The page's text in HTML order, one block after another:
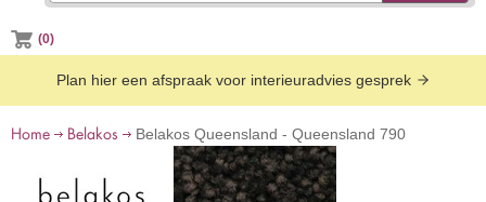
(0)
Plan hier een afspraak voor interieuradvies gesprek
Home Belakos Belakos Queensland - Queensland 790